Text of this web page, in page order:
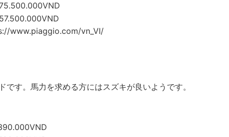
57.500.000VND
www.piaggio.com/vn_VI/
です。馬力を求める方にはスズキが良いようです。